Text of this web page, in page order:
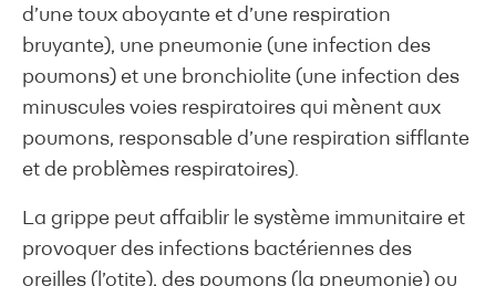
d’une toux aboyante et d’une respiration
bruyante), une pneumonie (une infection des
poumons) et une bronchiolite (une infection des
minuscules voies respiratoires qui mènent aux
poumons, responsable d’une respiration sifflante
et de problèmes respiratoires).
La grippe peut affaiblir le système immunitaire et
provoquer des infections bactériennes des
oreilles (l’otite), des poumons (la pneumonie) ou